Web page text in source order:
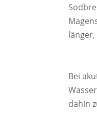
Bei
dahin